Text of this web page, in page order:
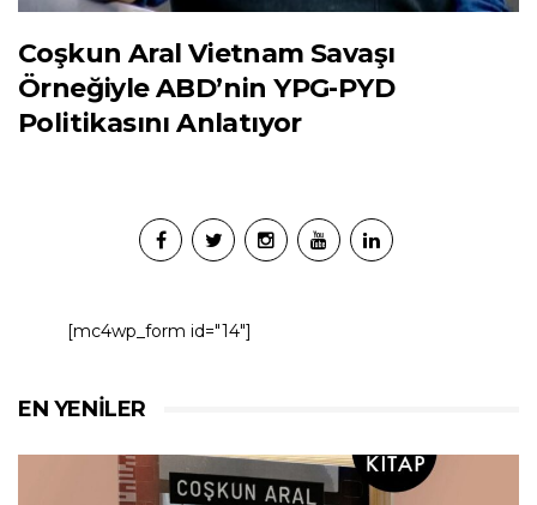
Coşkun Aral Vietnam Savaşı
Örneğiyle ABD’nin YPG-PYD
Politikasını Anlatıyor
[mc4wp_form id="14"]
EN YENILER